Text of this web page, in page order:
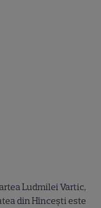
Ludmilei Vartic,
din Hîncești este